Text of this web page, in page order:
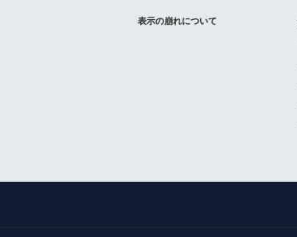
表示の崩れについて